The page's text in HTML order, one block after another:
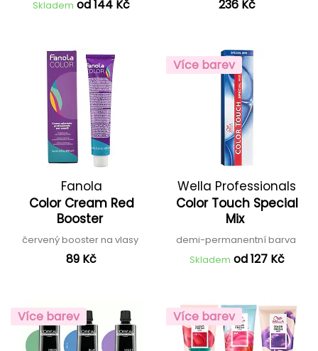
Skladem od 144 Kč 236 Kč
Fanola
Color Cream Red
Booster
červený booster na vlasy
89 Kč
Více barev
Wella Professionals
Color Touch Special
Mix
demi-permanentní barva
Skladem od 127 Kč
Více barev Více barev